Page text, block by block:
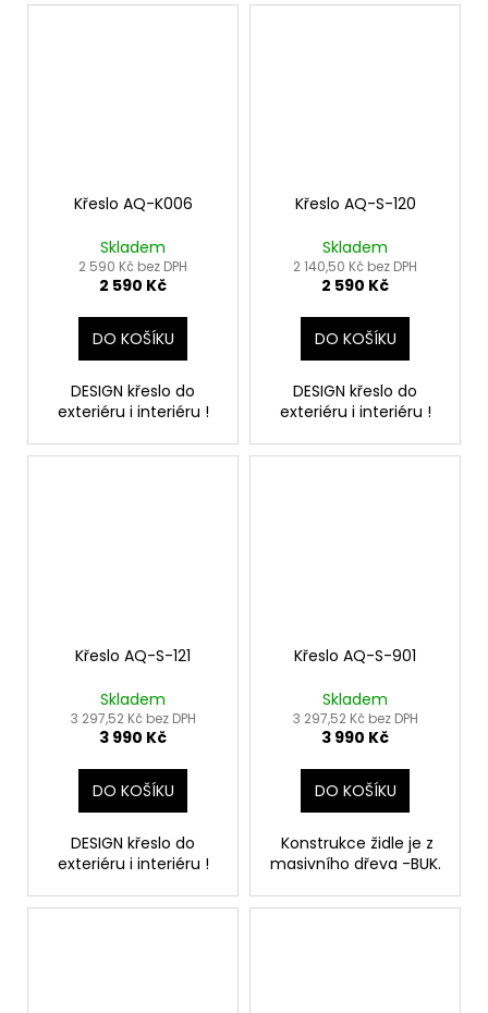
Křeslo AQ-K006
Skladem
2 590 Kč bez DPH
2 590 Kč
DO KOŠÍKU
DESIGN křeslo do
exteriéru i interiéru !
Křeslo AQ-S-120
Skladem
2 140,50 Kč bez DPH
2 590 Kč
DO KOŠÍKU
DESIGN křeslo do
exteriéru i interiéru !
Křeslo AQ-S-121
Skladem
3 297,52 Kč bez DPH
3 990 Kč
DO KOŠÍKU
DESIGN křeslo do
exteriéru i interiéru !
Křeslo AQ-S-901
Skladem
3 297,52 Kč bez DPH
3 990 Kč
DO KOŠÍKU
Konstrukce židle je z
masivního dřeva -BUK.